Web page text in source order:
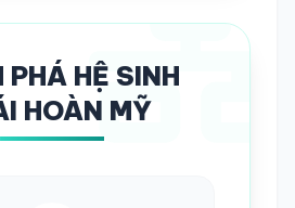
PHÁ HỆ SINH
HOÀN MỸ